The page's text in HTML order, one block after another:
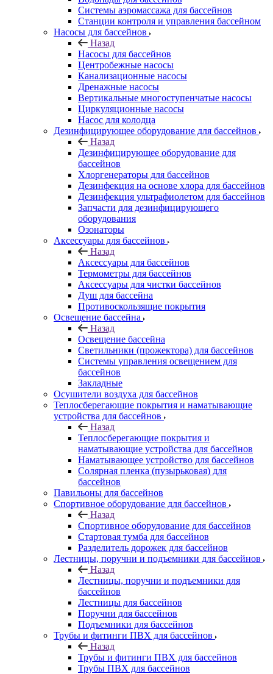
Системы аэромассажа для бассейнов
Станции контроля и управления бассейном
Насосы для бассейнов
Назад
Насосы для бассейнов
Центробежные насосы
Канализационные насосы
Дренажные насосы
Вертикальные многоступенчатые насосы
Циркуляционные насосы
Насос для колодца
Дезинфицирующее оборудование для бассейнов
Назад
Дезинфицирующее оборудование для
бассейнов
Хлоргенераторы для бассейнов
Дезинфекция на основе хлора для бассейнов
Дезинфекция ультрафиолетом для бассейнов
Запчасти для дезинфицирующего
оборудования
Озонаторы
Аксессуары для бассейнов
Назад
Аксессуары для бассейнов
Термометры для бассейнов
Аксессуары для чистки бассейнов
Душ для бассейна
Противоскользящие покрытия
Освещение бассейна
Назад
Освещение бассейна
Светильники (прожектора) для бассейнов
Системы управления освещением для
бассейнов
Закладные
Осушители воздуха для бассейнов
Теплосберегающие покрытия и наматывающие
устройства для бассейнов
Назад
Теплосберегающие покрытия и
наматывающие устройства для бассейнов
Наматывающее устройство для бассейнов
Солярная пленка (пузырьковая) для
бассейнов
Павильоны для бассейнов
Спортивное оборудование для бассейнов
Назад
Спортивное оборудование для бассейнов
Стартовая тумба для бассейнов
Разделитель дорожек для бассейнов
Лестницы, поручни и подъемники для бассейнов
Назад
Лестницы, поручни и подъемники для
бассейнов
Лестницы для бассейнов
Поручни для бассейнов
Подъемники для бассейнов
Трубы и фитинги ПВХ для бассейнов
Назад
Трубы и фитинги ПВХ для бассейнов
Трубы ПВХ для бассейнов